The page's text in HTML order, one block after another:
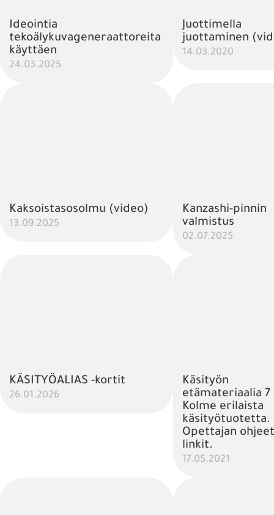
Ideointia
tekoälykuvageneraattoreita
käyttäen
24.03.2025
Juottimella
juottaminen
14.03.2020
Kaksoistasosolmu (video)
13.09.2025
Kanzashi-pinnin
valmistus
02.07.2025
KÄSITYÖALIAS -kortit
26.01.2026
Käsityön
etämateriaalia 7
Kolme erilaista
käsityötuotetta.
Opettajan
linkit.
17.05.2021